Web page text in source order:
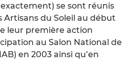
se sont réunis
Artisans du Soleil au début
leur première action
au Salon National de
en 2003 ainsi qu’en